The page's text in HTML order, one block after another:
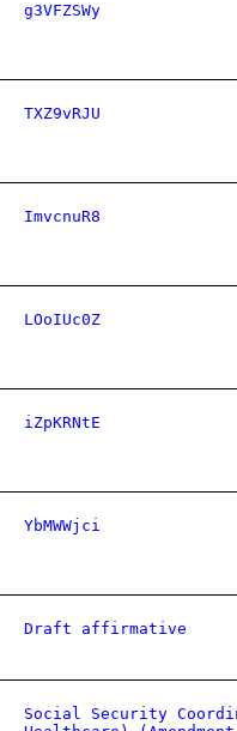
g3VFZSWy
TXZ9vRJU
ImvcnuR8
LOoIUc0Z
iZpKRNtE
YbMWWjci
Draft affirmative
Social Security